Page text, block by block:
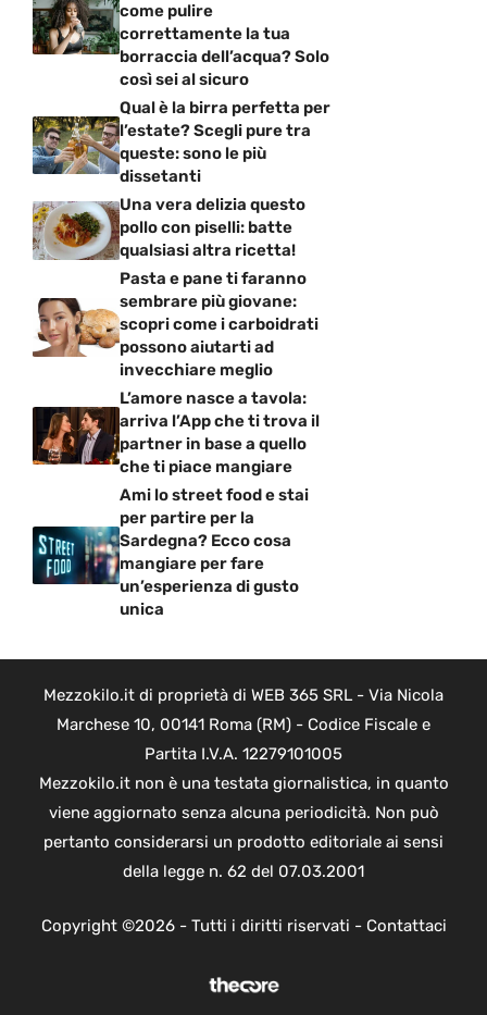
come pulire
correttamente la tua
borraccia dell’acqua? Solo
così sei al sicuro
Qual è la birra perfetta per
l’estate? Scegli pure tra
queste: sono le più
dissetanti
Una vera delizia questo
pollo con piselli: batte
qualsiasi altra ricetta!
Pasta e pane ti faranno
sembrare più giovane:
scopri come i carboidrati
possono aiutarti ad
invecchiare meglio
L’amore nasce a tavola:
arriva l’App che ti trova il
partner in base a quello
che ti piace mangiare
Ami lo street food e stai
per partire per la
Sardegna? Ecco cosa
mangiare per fare
un’esperienza di gusto
unica
Mezzokilo.it di proprietà di WEB 365 SRL - Via Nicola
Marchese 10, 00141 Roma (RM) - Codice Fiscale e
Partita I.V.A. 12279101005
Mezzokilo.it non è una testata giornalistica, in quanto
viene aggiornato senza alcuna periodicità. Non può
pertanto considerarsi un prodotto editoriale ai sensi
della legge n. 62 del 07.03.2001
Copyright ©2026 - Tutti i diritti riservati - Contattaci